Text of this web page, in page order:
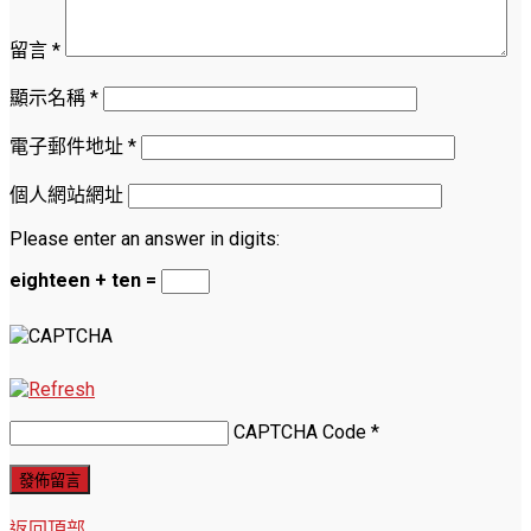
留言 *
顯示名稱 *
電子郵件地址 *
個人網站網址
Please enter an answer in digits:
eighteen + ten =
CAPTCHA Code *